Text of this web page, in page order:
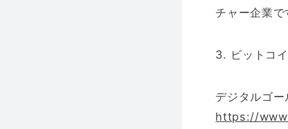
チャー企業で
3. ビットコ
デジタルゴ
https://